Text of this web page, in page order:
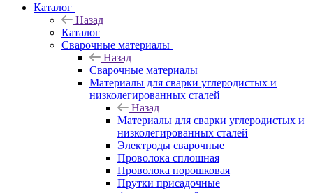
Каталог
Назад
Каталог
Сварочные материалы
Назад
Сварочные материалы
Материалы для сварки углеродистых и
низколегированных сталей
Назад
Материалы для сварки углеродистых и
низколегированных сталей
Электроды сварочные
Проволока сплошная
Проволока порошковая
Прутки присадочные